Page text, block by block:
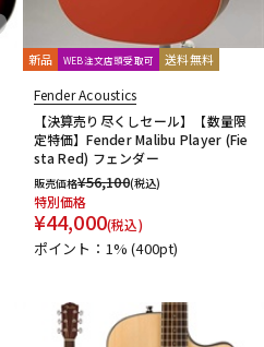
新品 WEB注文店頭受取可 送料無料
Fender Acoustics
【決算売り尽くしセール】【数量限
定特価】Fender Malibu Player (Fie
sta Red) フェンダー
販売価格¥56,100(税込)
特別価格
¥44,000(税込)
ポイント：1%(400pt)